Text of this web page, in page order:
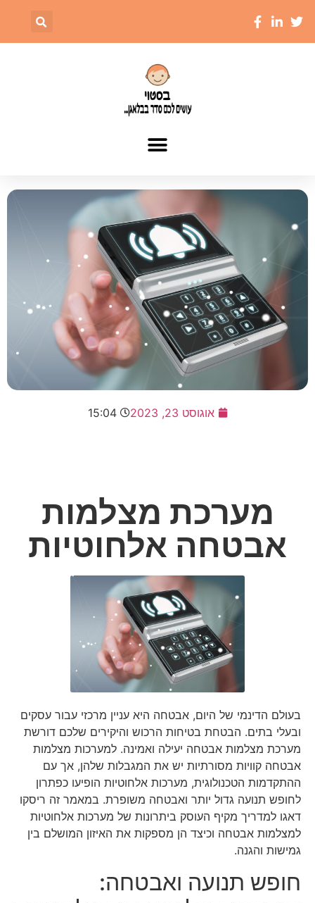
אוגוסט 23, 2023 15:04
מערכת מצלמות
אבטחה אלחוטיות
בעולם הדינמי של היום, אבטחה היא עניין מרכזי עבור עסקים
ובעלי בתים. הבטחת בטיחות הרכוש והיקירים שלכם דורשת
מערכת מצלמות אבטחה יעילה ואמינה. למערכות מצלמות
אבטחה קוויות מסורתיות יש את המגבלות שלהן, אך עם
ההתקדמות הטכנולוגית, מערכות אלחוטיות הופיעו כפתרון
לחופש תנועה גדול יותר ואבטחה משופרת. במאמר זה ריסקו
דאגו למדריך מקיף העוסק ביתרונות של מערכות אלחוטיות
למצלמות אבטחה וכיצד הן מספקות את האיזון המושלם בין
גמישות והגנה.
חופש תנועה ואבטחה: